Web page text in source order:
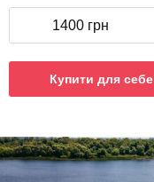
1400 грн
Купити для себе